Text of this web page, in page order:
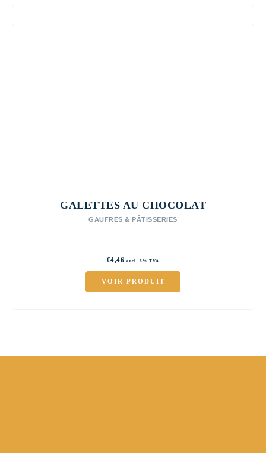
GALETTES AU CHOCOLAT
GAUFRES & PÂTISSERIES
€4,46 excl. 6% TVA
VOIR PRODUIT